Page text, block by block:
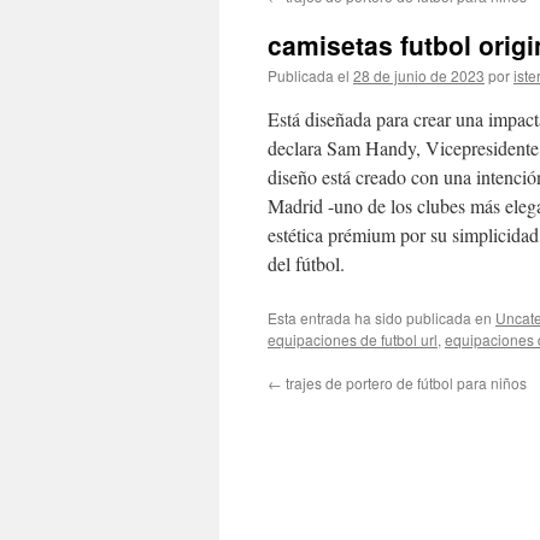
contenido
camisetas futbol
Publicada el 28 de junio de 2023 por
Está diseñada para crear una
declara Sam Handy,
diseño está creado con una
Madrid -uno de los clubes más
estética prémium por su
del fútbol.
Esta entrada ha sido publicada en
equipaciones de futbol url, equipaciones
← trajes de portero de fútbol para niños